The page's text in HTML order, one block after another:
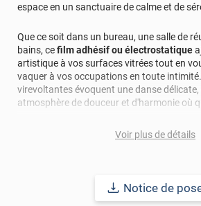
espace en un sanctuaire de calme et de
Que ce soit dans un bureau, une salle de
bains, cefilm adhésif ou électrostatique
artistique à vos surfaces vitrées tout en
vaquer à vos occupations en toute
virevoltantes évoquent une danse
atmosphère de douceur et d'harmonie où
Son fini dépoli offre également un équilibre
Voir plus de détails
Notice de